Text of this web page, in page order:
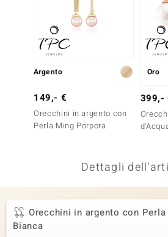
Collection
by de Melo
Classics
Argento
149,- €
Orecchini in argento con
Perla Ming Porpora
Oro
399,-
Dettagli
Orecchini in argento con
Bianca